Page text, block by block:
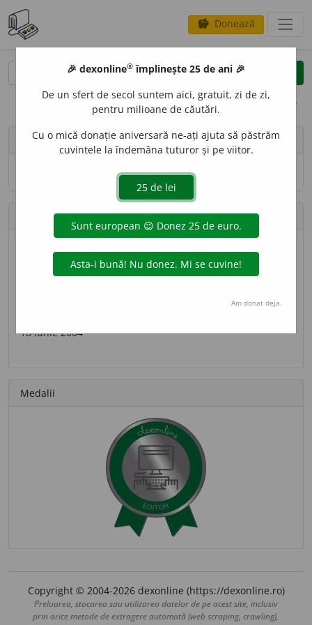
savings Donează
opțiuni
person Zavaidoc
Numele și adresa de e-mail nu sînt vizibile.
Contribuții
111 (locul 59)
18 iunie 2004
Medalii
Copyright © 2004-2026 dexonline (https://dexonline.ro)
Preluarea, stocarea sau utilizarea datelor de pe acest site, inclusiv
prin orice metode de extragere automată (web scraping, crawling),
🎉 dexonline® împlinește 25 de ani 🎉
De un sfert de secol suntem aici, gratuit, zi de zi,
pentru milioane de căutări.
Cu o mică donație aniversară ne-ați ajuta să păstrăm
cuvintele la îndemâna tuturor și pe viitor.
Am donat deja.